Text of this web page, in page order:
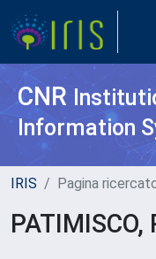
CNR
Information
IRIS Pagina
PATIMISCO,